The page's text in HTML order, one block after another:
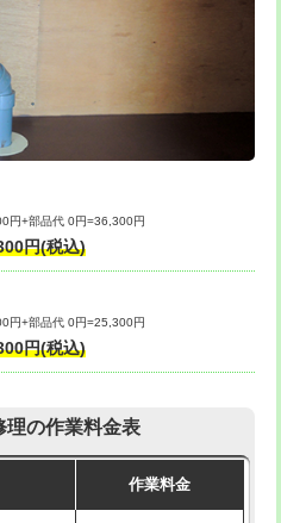
し作
11,000円~
で） 55,000円
/3ｍ超
作業）
で）
38,500円
8,800円
掃・修
作業）
11,000円
掃・修
作業）
掃・修
作業）
33,000円
円+部品代 0円=36,300円
円(税込)
円+部品代 0円=25,300円
円(税込)
理の作業料金表
作業料金